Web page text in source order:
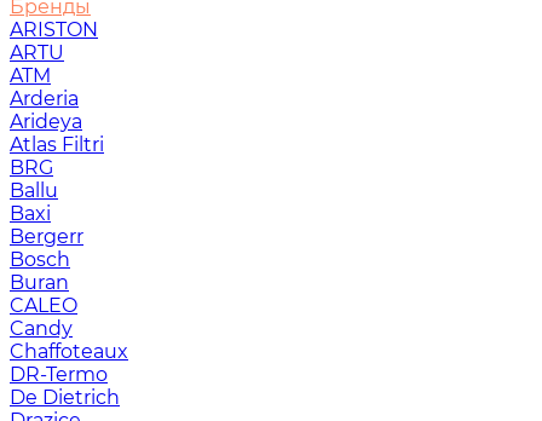
Бренды
ARISTON
ARTU
ATM
Arderia
Arideya
Atlas Filtri
BRG
Ballu
Baxi
Bergerr
Bosch
Buran
CALEO
Candy
Chaffoteaux
DR-Termo
De Dietrich